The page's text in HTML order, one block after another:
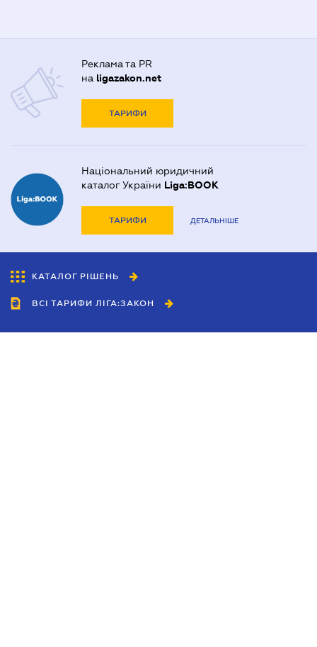
Реклама та PR
на ligazakon.net
ТАРИФИ
Національний юридичний
каталог України Liga:BOOK
ТАРИФИ ДЕТАЛЬНІШЕ
КАТАЛОГ РІШЕНЬ
ВСІ ТАРИФИ ЛІГА:ЗАКОН